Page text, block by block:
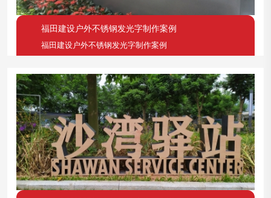
福田建设户外不锈钢发光字制作案例
福田建设户外不锈钢发光字制作案例